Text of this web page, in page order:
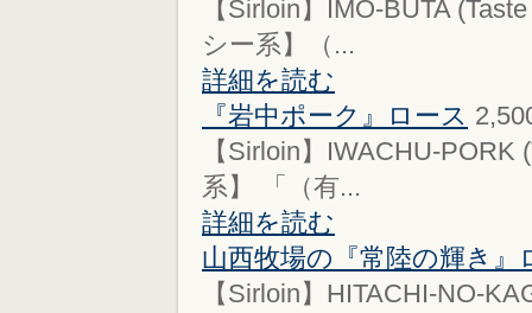
【Sirloin】IMO-BUTA
シー系】（...
詳細を読む
『岩中ポーク』ロース
【Sirloin】IWACHU-
系】 「（有...
詳細を読む
山西牧場の『常陸の輝き』
【Sirloin】HITACHI-NO-